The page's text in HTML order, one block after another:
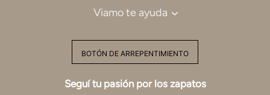
Viamo te ayuda
BOTÓN DE ARREPENTIMIENTO
Seguí tu pasión por los zapatos